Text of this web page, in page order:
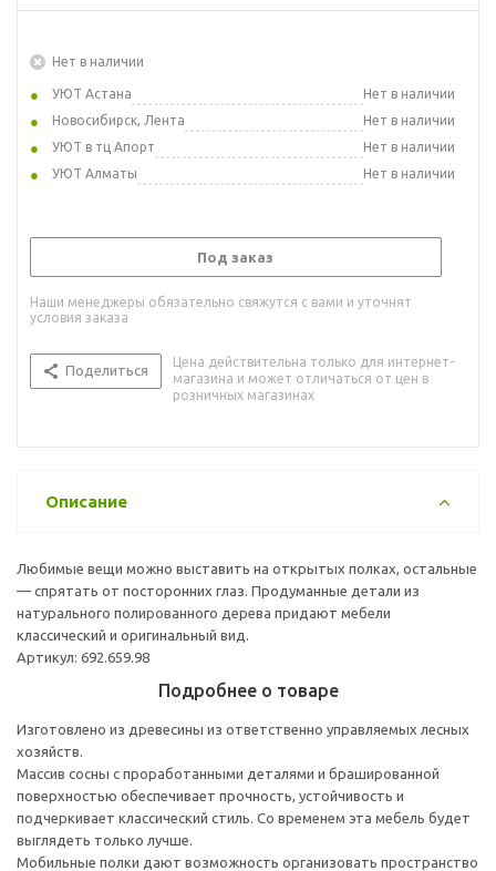
Нет в наличии
УЮТ Астана
Нет в наличии
Новосибирск, Лента
Нет в наличии
УЮТ в тц Апорт
Нет в наличии
УЮТ Алматы
Нет в наличии
Под заказ
Наши менеджеры обязательно свяжутся с вами и уточнят
условия заказа
Поделиться
Цена действительна только для интернет-
магазина и может отличаться от цен в
розничных магазинах
Описание
Любимые вещи можно выставить на открытых полках, остальные
— спрятать от посторонних глаз. Продуманные детали из
натурального полированного дерева придают мебели
классический и оригинальный вид.
Артикул: 692.659.98
Подробнее о товаре
Изготовлено из древесины из ответственно управляемых лесных
хозяйств.
Массив сосны с проработанными деталями и брашированной
поверхностью обеспечивает прочность, устойчивость и
подчеркивает классический стиль. Со временем эта мебель будет
выглядеть только лучше.
Мобильные полки дают возможность организовать пространство